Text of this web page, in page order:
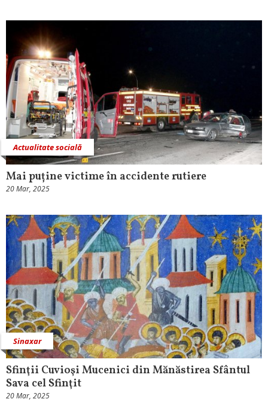
Actualitate socială
Mai puține victime în accidente rutiere
20 Mar, 2025
Sinaxar
Sfinţii Cuvioşi Mucenici din Mănăstirea Sfântul
Sava cel Sfinţit
20 Mar, 2025